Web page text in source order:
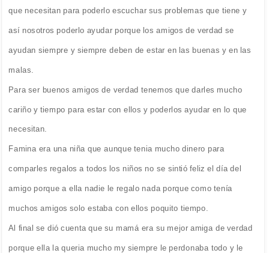
que necesitan para poderlo escuchar sus problemas que tiene y
así nosotros poderlo ayudar porque los amigos de verdad se
ayudan siempre y siempre deben de estar en las buenas y en las
malas.
Para ser buenos amigos de verdad tenemos que darles mucho
cariño y tiempo para estar con ellos y poderlos ayudar en lo que
necesitan.
Famina era una niña que aunque tenia mucho dinero para
comparles regalos a todos los niños no se sintió feliz el día del
amigo porque a ella nadie le regalo nada porque como tenía
muchos amigos solo estaba con ellos poquito tiempo.
Al final se dió cuenta que su mamá era su mejor amiga de verdad
porque ella la queria mucho my siempre le perdonaba todo y le